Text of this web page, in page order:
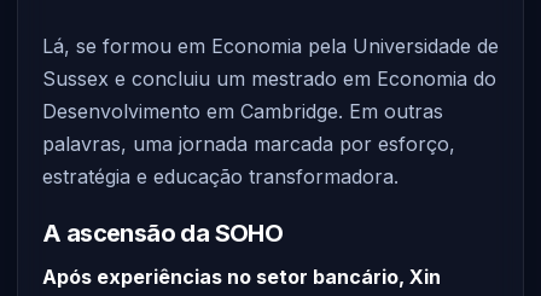
Lá, se formou em Economia pela Universidade de
Sussex e concluiu um mestrado em Economia do
Desenvolvimento em Cambridge. Em outras
palavras, uma jornada marcada por esforço,
estratégia e educação transformadora.
A ascensão da SOHO
Após experiências no setor bancário, Xin